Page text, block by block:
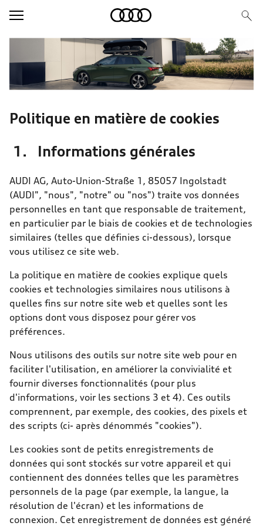
Image Teaser
Text/HTML Teaser
Politique en matière de cookies
1. Informations générales
AUDI AG, Auto-Union-Straße 1, 85057 Ingolstadt
(AUDI", "nous", "notre" ou "nos") traite vos données
personnelles en tant que responsable de traitement,
en particulier par le biais de cookies et de technologies
similaires (telles que définies ci-dessous), lorsque
vous utilisez ce site web.
La politique en matière de cookies explique quels
cookies et technologies similaires nous utilisons à
quelles fins sur notre site web et quelles sont les
options dont vous disposez pour gérer vos
préférences.
Nous utilisons des outils sur notre site web pour en
faciliter l'utilisation, en améliorer la convivialité et
fournir diverses fonctionnalités (pour plus
d'informations, voir les sections 3 et 4). Ces outils
comprennent, par exemple, des cookies, des pixels et
des scripts (ci- après dénommés "cookies").
Les cookies sont de petits enregistrements de
données qui sont stockés sur votre appareil et qui
contiennent des données telles que les paramètres
personnels de la page (par exemple, la langue, la
résolution de l'écran) et les informations de
connexion. Cet enregistrement de données est généré